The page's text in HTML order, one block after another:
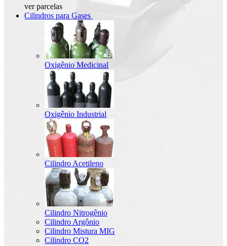
ver parcelas
Cilindros para Gases
Oxigênio Medicinal
Oxigênio Industrial
Cilindro Acetileno
Cilindro Nitrogênio
Cilindro Argônio
Cilindro Mistura MIG
Cilindro CO2